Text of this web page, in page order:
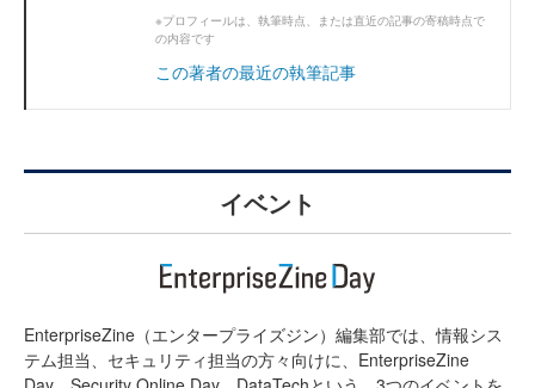
※プロフィールは、執筆時点、または直近の記事の寄稿時点で
の内容です
この著者の最近の執筆記事
イベント
EnterpriseZine（エンタープライズジン）編集部では、情報シス
テム担当、セキュリティ担当の方々向けに、EnterpriseZine